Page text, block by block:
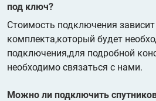
под ключ?
Стоимость подключения
комплекта,который будет
подключения,для подробной
необходимо связаться с нами.
Можно ли подключить